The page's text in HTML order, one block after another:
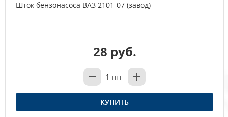
Шток бензонасоса ВАЗ 2101-07 (завод)
28 руб.
1 шт.
КУПИТЬ